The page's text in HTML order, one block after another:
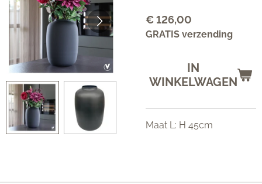
€ 126,00
GRATIS verzending
IN
WINKELWAGEN
Maat L: H 45cm